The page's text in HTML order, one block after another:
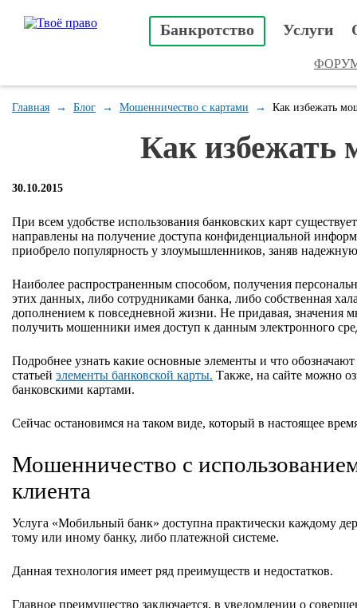
Банкротство Услуги
Главная → Блог → Мошенничество с картами → Как избежать
Как избежать
30.10.2015
При всем удобстве использования банковских карт
направлены на получение доступа конфиденциальной
приобрело популярность у злоумышленников, заняв
Наиболее распространенным способом, получения
этих данных, либо сотрудниками банка, либо собственная
дополнением к повседневной жизни. Не придавая, значения
получить мошенники имея доступ к данным электронного
Подробнее узнать какие основные элементы и что
статьей элементы банковской карты. Также, на сайте можно
банковскими картами.
Сейчас остановимся на таком виде, который в настоящее
Мошенничество с
клиента
Услуга «Мобильный банк» доступна практически каждому
тому или иному банку, либо платежной системе.
Данная технология имеет ряд преимуществ и недостатков.
Главное преимущество заключается, в уведомлении о